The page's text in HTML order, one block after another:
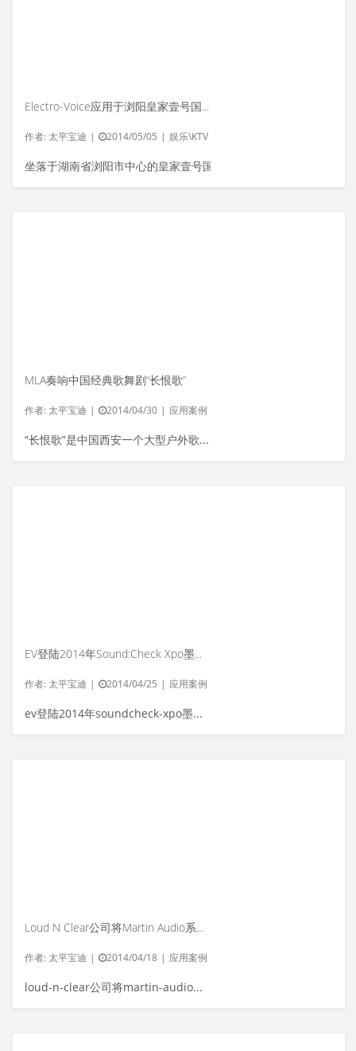
Electro-Voice应用于浏阳皇家壹号国际娱乐会所
作者: 太平宝迪 | 2014/05/05 | 娱乐\KTV
坐落于湖南省浏阳市中心的皇家壹号国...
MLA奏响中国经典歌舞剧“长恨歌”
作者: 太平宝迪 | 2014/04/30 | 应用案例
“长恨歌”是中国西安一个大型户外歌...
EV登陆2014年Sound:Check Xpo墨西哥城展会
作者: 太平宝迪 | 2014/04/25 | 应用案例
ev登陆2014年soundcheck-xpo墨西哥城展会
Loud N Clear公司将Martin Audio系统运用于Guns ‘N’ Roses演唱会
作者: 太平宝迪 | 2014/04/18 | 应用案例
loud-n-clear公司将martin-audio系统运用...